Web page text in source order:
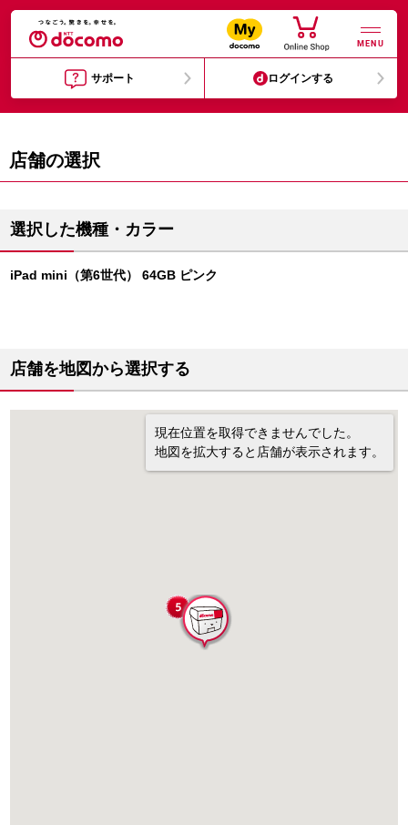
MENU
サポート ログインする
店舗の選択
選択した機種・カラー
iPad mini（第6世代） 64GB ピンク
店舗を地図から選択する
現在位置を取得できませんでした。
地図を拡大すると店舗が表示されます。